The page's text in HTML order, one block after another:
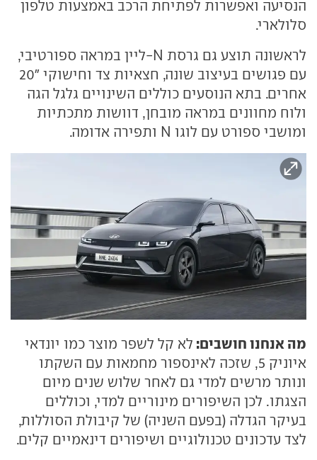
הנסיעה ואפשרות לפתיחת הרכב באמצעות טלפון
סלולארי.
לראשונה תוצע גם גרסת N-ליין במראה ספורטיבי,
עם פגושים בעיצוב שונה, חצאיות צד וחישוקי "20
אחרים. בתא הנוסעים כוללים השינויים גלגל הגה
ולוח מחוונים במראה מובחן, דוושות מתכתיות
ומושבי ספורט עם לוגו N ותפירה אדומה.
מה אנחנו חושבים: לא קל לשפר מוצר כמו יונדאי
איוניק 5, שזכה לאינספור מחמאות עם השקתו
ונותר מרשים למדי גם לאחר שלוש שנים מיום
הצגתו. לכן השיפורים מינוריים למדי, וכוללים
בעיקר הגדלה (בפעם השניה) של קיבולת הסוללות,
לצד עדכונים טכנולוגיים ושיפורים דינאמיים קלים.